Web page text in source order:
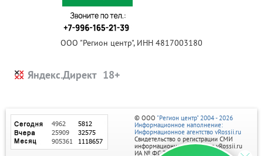
ООО "Регион центр", ИНН 4817003180
Яндекс.Директ
© ООО "Регион центр" 2004 - 2026
Информационное наполнение:
Информационное агентство vRossii.ru
Свидетельство о регистрации СМИ
информационного агентства vRossii.ru
ИА № ФС 77‑35502